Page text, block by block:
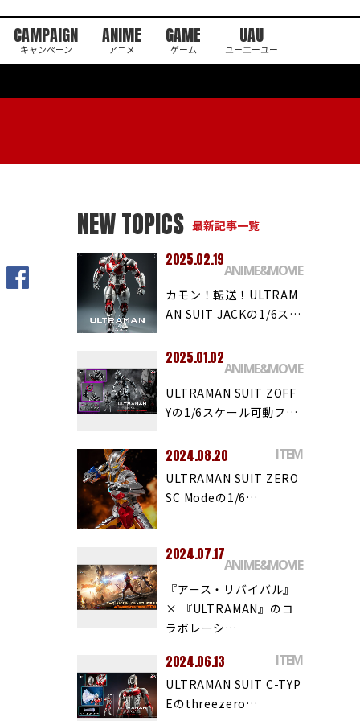
CAMPAIGN
キャンペーン
ANIME
アニメ
GAME
ゲーム
UAU
ユーエーユー
NEW TOPICS 最新記事一覧
2025.02.19
ANIME&MOVIE
カモン！転送！ULTRAM
AN SUIT JACKの1/6ス…
2025.01.02
ANIME&MOVIE
ULTRAMAN SUIT ZOFF
Yの1/6スケール可動フ…
2024.08.20 ITEM
ULTRAMAN SUIT ZERO
SC Modeの1/6…
2024.07.17
ANIME&MOVIE
『アース・リバイバル』
× 『ULTRAMAN』のコ
ラボレーシ…
2024.06.13 ITEM
ULTRAMAN SUIT C-TYP
Eのthreezero…